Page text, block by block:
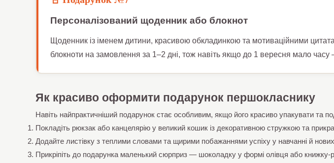
Персоналізований щоденник або блокнот
Щоденник із іменем дитини, красивою обкладинкою та мотиваційними
блокноти на замовлення за 1–2 дні, тож навіть якщо до 1 вересня мало
Як красиво оформити подарунок першокласнику
Навіть найпрактичніший подарунок стає особливим, якщо його красиво упакувати та
Покладіть рюкзак або канцелярію у великий кошик із декоративною стружкою та
Додайте листівку з теплими словами та щирими побажаннями успіху у навчанні й нових
Прикріпіть до подарунка маленький сюрприз — шоколадку у формі олівця або книжку-